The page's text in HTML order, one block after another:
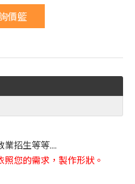
價籃
招生等等....
您的需求，製作形狀。